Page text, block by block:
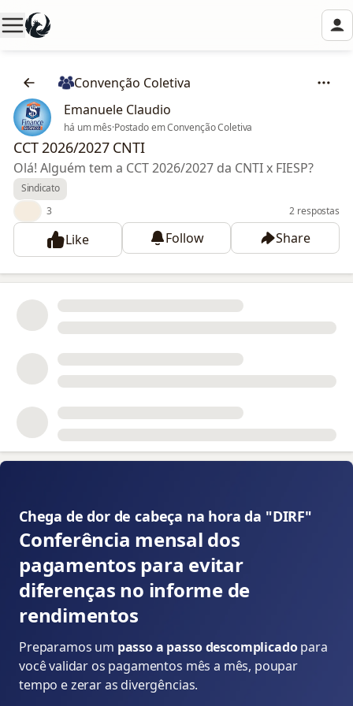
Convenção Coletiva
Emanuele Claudio
há um mês·Postado em Convenção Coletiva
CCT 2026/2027 CNTI
Olá! Alguém tem a CCT 2026/2027 da CNTI x FIESP?
Sindicato
3 2 respostas
Like Follow Share
Chega de dor de cabeça na hora da "DIRF" 👇
Conferência mensal dos
pagamentos para evitar
diferenças no informe de
rendimentos
Preparamos um passo a passo descomplicadopara
você validar os pagamentos mês a mês, poupar
tempo e zerar as divergências.